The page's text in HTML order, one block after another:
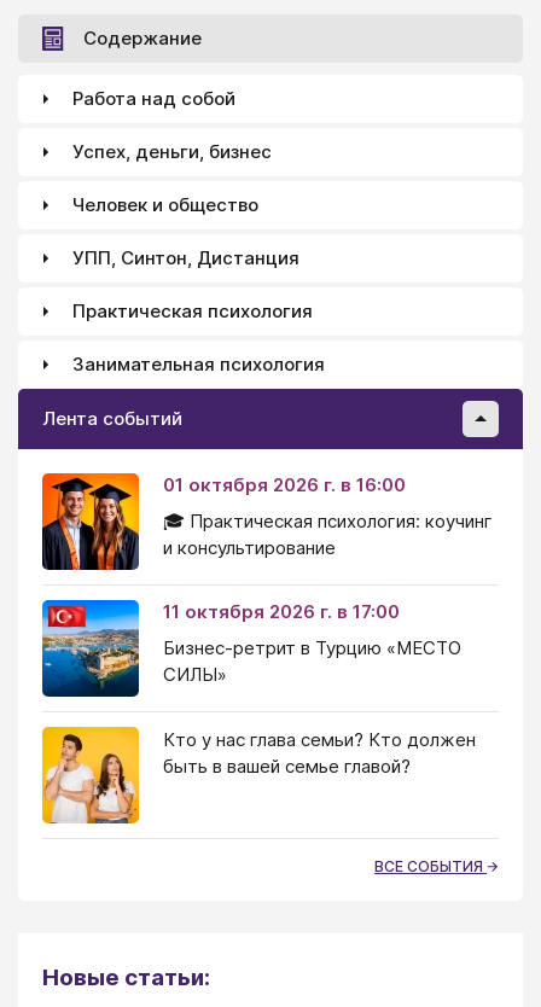
Содержание
Работа над собой
Успех, деньги, бизнес
Человек и общество
УПП, Синтон, Дистанция
Практическая психология
Занимательная психология
Лента событий
01 октября 2026 г. в 16:00
🎓 Практическая психология: коучинг
и консультирование
11 октября 2026 г. в 17:00
Бизнес-ретрит в Турцию «МЕСТО
СИЛЫ»
Кто у нас глава семьи? Кто должен
быть в вашей семье главой?
ВСЕ СОБЫТИЯ
Новые статьи: